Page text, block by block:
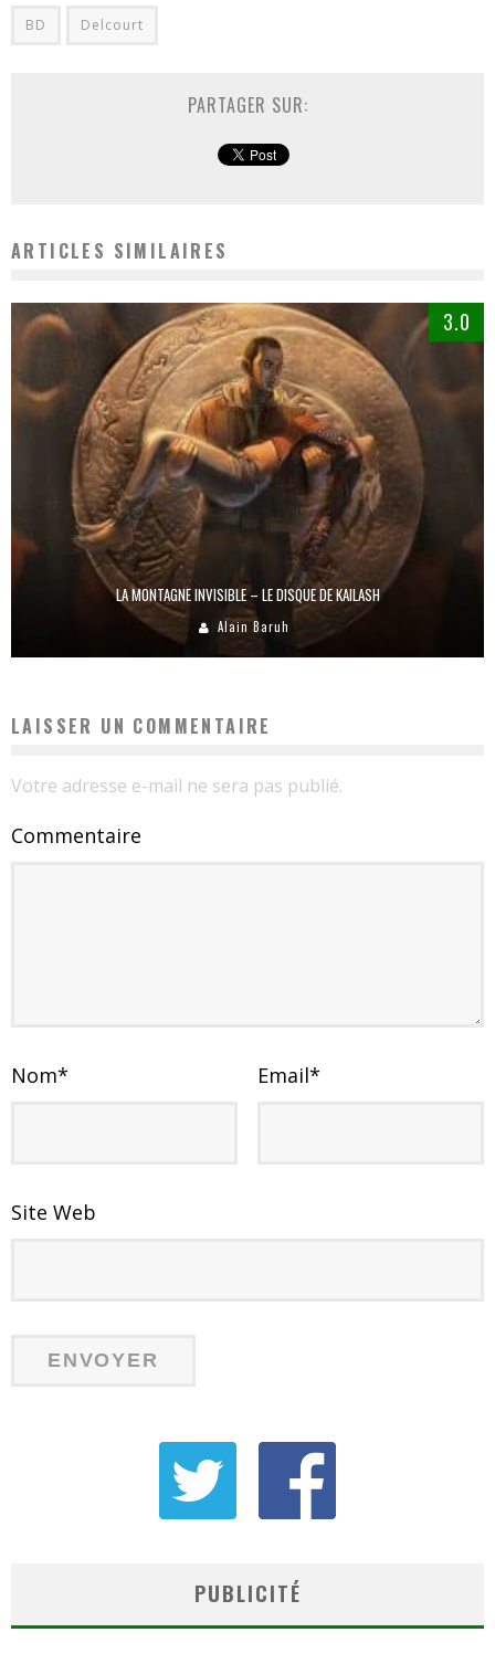
BD Delcourt
PARTAGER SUR:
ARTICLES SIMILAIRES
3.0
LA MONTAGNE INVISIBLE – LE DISQUE DE KAILASH
Alain Baruh
LAISSER UN COMMENTAIRE
Votre adresse e-mail ne sera pas publié.
Commentaire
Nom* Email*
Site Web
PUBLICITÉ